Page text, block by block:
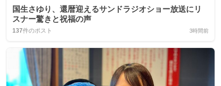
国生さゆり、還暦迎えるサンドラジオショー放送にリ
スナー驚きと祝福の声
137件のポスト 3時間前